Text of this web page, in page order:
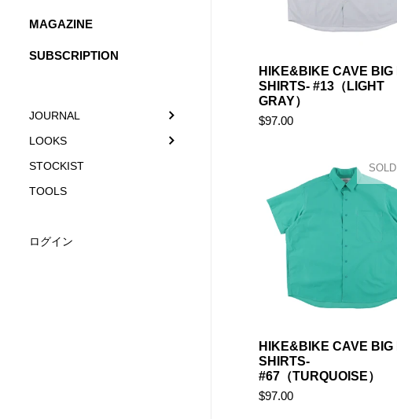
MAGAZINE
SUBSCRIPTION
JOURNAL
LOOKS
STOCKIST
TOOLS
ログイン
HIKE&BIKE CAVE BIG
SHIRTS- #13（LIGHT
GRAY）
$97.00
HIKE&BIKE CAVE BIG
SHIRTS-
#67（TURQUOISE）
$97.00